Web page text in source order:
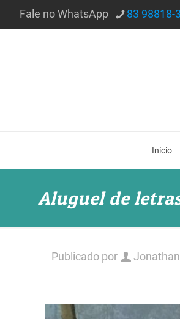
Fale no WhatsApp 83 98818-
Início
Aluguel de
Publicado por